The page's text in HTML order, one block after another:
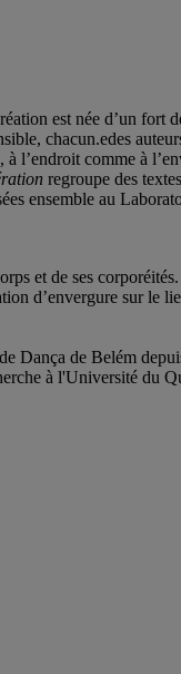
est née d’un fort
chacun.edes
comme à
regroupe des
ensemble au
et de ses
d’envergure sur le
Dança de Belém
à l'Université du